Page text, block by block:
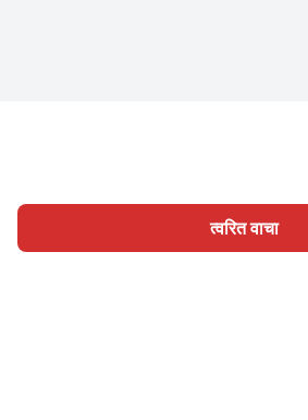
त्वरित वाचा
होम श्रेणी लिहा